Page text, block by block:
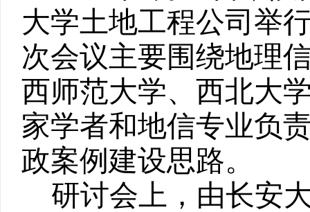
大学土地工程公司举
次会议主要围绕地理
西师范大学、西北大
家学者和地信专业负
政案例建设思路。
研讨会上，由长安